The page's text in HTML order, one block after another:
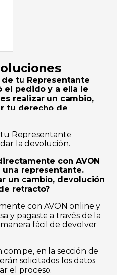
tu Representante
el pedido y a ella le
realizar un cambio,
tu derecho de
Representante
la devolución.
con AVON
representante.
un cambio, devolución
retracto?
con AVON online y
y pagaste a través de la
fácil de devolver
en la sección de
solicitados los datos
el proceso.